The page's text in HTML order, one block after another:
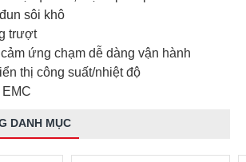
sôi khô
trượt
ứng chạm dễ dàng vận hành
thị công suất/nhiệt độ
DANH MỤC